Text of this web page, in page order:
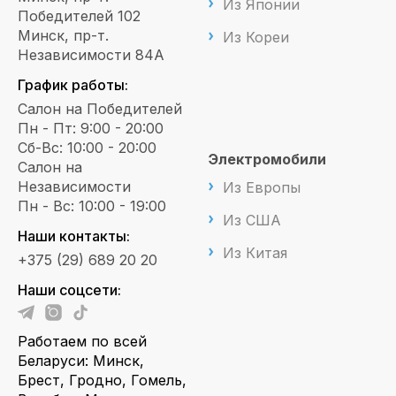
Победителей 102
Минск, пр-т.
Независимости 84А
График работы:
Салон на Победителей
Пн - Пт: 9:00 - 20:00
Сб-Вс: 10:00 - 20:00
Салон на
Независимости
Пн - Вс: 10:00 - 19:00
Наши контакты:
+375 (29) 689 20 20
Наши соцсети:
Работаем по всей
Беларуси: Минск,
Брест, Гродно, Гомель,
Из Японии
Из Кореи
Электромобили
Из Европы
Из США
Из Китая